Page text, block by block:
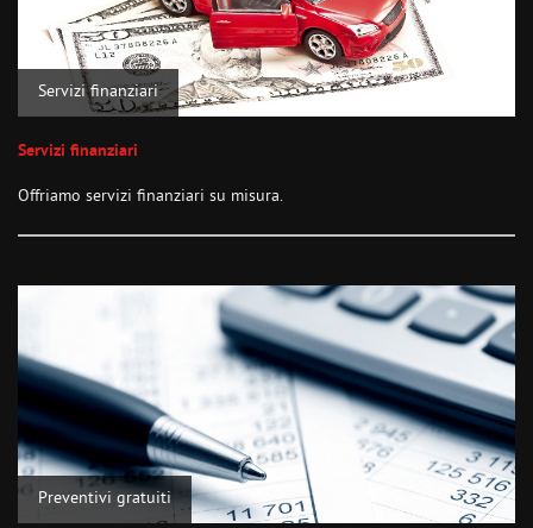
Servizi finanziari
Servizi finanziari
Offriamo servizi finanziari su misura.
Preventivi gratuiti